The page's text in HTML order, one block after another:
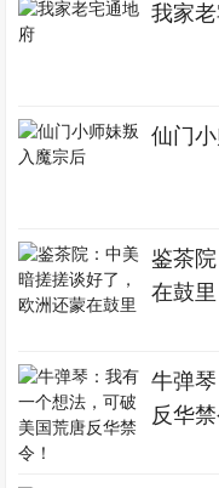
我家
仙门
鉴茶
在鼓里
牛弹
反华禁